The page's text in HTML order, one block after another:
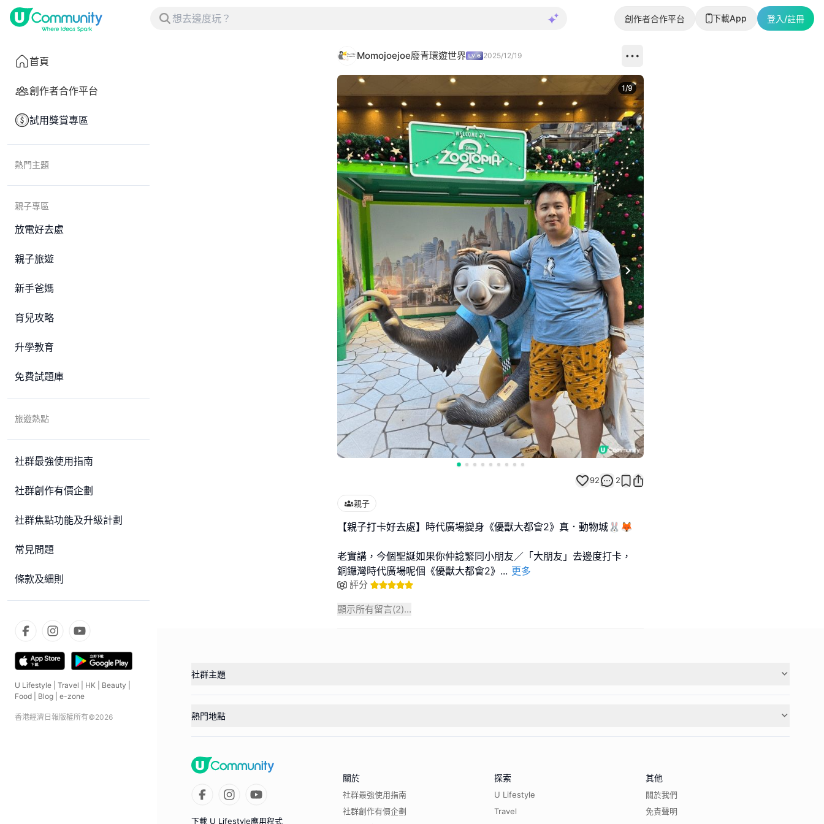
創作者合作平台 下載App 登入/註冊
首頁
創作者合作平台
試用獎賞專區
熱門主題
親子專區
放電好去處
親子旅遊
新手爸媽
育兒攻略
升學教育
免費試題庫
旅遊熱點
社群最強使用指南
社群創作有價企劃
社群焦點功能及升級計劃
常見問題
條款及細則
U Lifestyle Travel HK Beauty
Food
Blog e-zone
香港經濟日報版權所有©2026
Momojoejoe廢青環遊世界 2025/12/19
Next slide
1/9
92 2
親子
【親子打卡好去處】時代廣場變身《優獸大都會2》真．動物城🐰🦊
老實講，今個聖誕如果你仲諗緊同小朋友／「大朋友」去邊度打卡，
銅鑼灣時代廣場呢個《優獸大都會2》 ... 更多
評分
顯示所有留言(2)...
社群主題
熱門地點
下載 U Lifestyle應用程式
關於
社群最強使用指南
社群創作有價企劃
探索
U Lifestyle
Travel
其他
關於我們
免責聲明